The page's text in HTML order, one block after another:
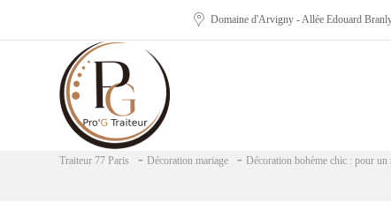
Domaine d'Arvigny - Allée Edouard
Traiteur 77 Paris - Décoration mariage - Décoration bohème chic : pour un